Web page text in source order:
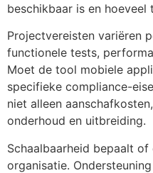
beschikbaar is en
Projectvereisten variëren
functionele tests,
Moet de tool mobiele
specifieke compliance-
niet alleen
onderhoud en uitbreiding.
Schaalbaarheid bepaalt
organisatie.